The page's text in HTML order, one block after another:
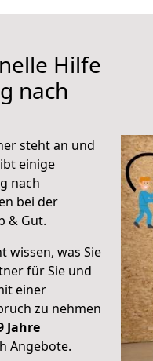
Hilfe
nach
steht an und
einige
nach
bei der
& Gut.
wissen, was Sie
für Sie und
einer
zu nehmen
Jahre
Angebote.